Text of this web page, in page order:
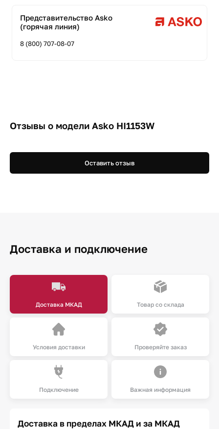
Представительство Asko
(горячая линия)
8 (800) 707-08-07
Отзывы о модели Asko HI1153W
Оставить отзыв
Доставка и подключение
Доставка МКАД Товар со склада
Условия доставки Проверяйте заказ
Подключение Важная информация
Доставка в пределах МКАД и за МКАД